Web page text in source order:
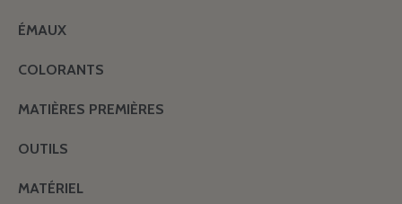
ÉMAUX
COLORANTS
MATIÈRES PREMIÈRES
OUTILS
MATÉRIEL